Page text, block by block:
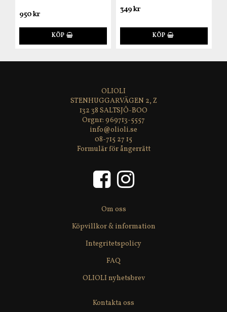
950 kr
KÖP
349 kr
KÖP
OLIOLI
STENHUGGARVÄGEN 2, Z
132 38 SALTSJÖ-BOO
info@olioli.se
08-715 27 15
Formulär för ångerrätt
969713-5557
Om oss
Köpvillkor & information
Integritetspolicy
FAQ
OLIOLI nyhetsbrev
Kontakta oss